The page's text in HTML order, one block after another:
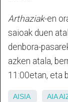
Arthaziak-en
saioak duen
denbora-
azken atala,
11:00etan, eta
AISIA AIA